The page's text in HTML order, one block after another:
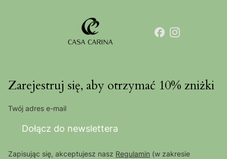
Zarejestruj się, aby otrzymać 10% zniżki
Twój adres e-mail
Dołącz do newslettera
Zapisując się, akceptujesz nasz Regulamin (w zakresie